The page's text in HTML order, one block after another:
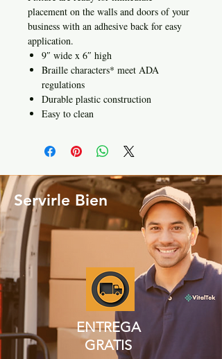
placement on the walls and doors of your
business with an adhesive back for easy
application.
9″ wide x 6″ high
Braille characters* meet ADA
regulations
Durable plastic construction
Easy to clean
Servirle Bien
ENTREGA
GRATIS